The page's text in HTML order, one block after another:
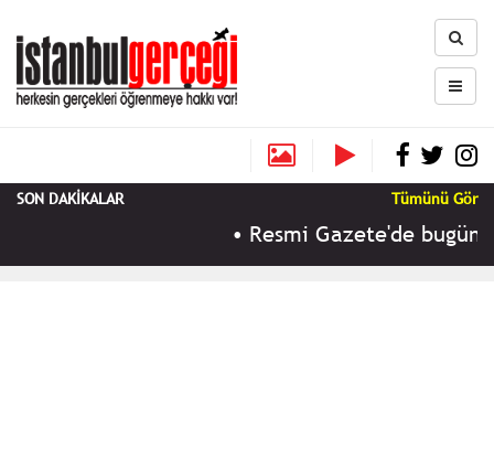
SON DAKİKALAR Tümünü Gör
Resmi Gazete'de bugün (9